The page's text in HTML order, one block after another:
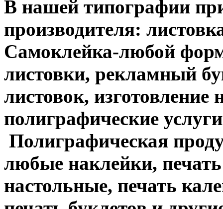
В нашей типографии
производителя:
Самоклейка-любой
листовки, рекламный
листовок,
полиграфические
Полиграфическая
любые наклейки,
настольные, печать